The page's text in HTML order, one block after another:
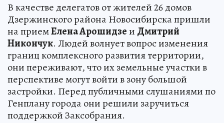
В качестве делегатов от жителей 26 домов
Дзержинского района Новосибирска пришли
на приемЕлена Арошидзеи Дмитрий
Никончук. Людей волнует вопрос изменения
границ комплексного развития территории,
они переживают, что их земельные участки в
перспективе могут войти в зону большой
застройки. Перед публичными слушаниями по
Генплану города они решили заручиться
поддержкой Заксобрания.